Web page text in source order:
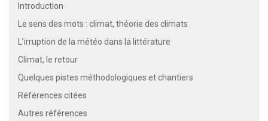
Introduction
Le sens des mots : climat, théorie des climats
L’irruption de la météo dans la littérature
Climat, le retour
Quelques pistes méthodologiques et chantiers
Références citées
Autres références